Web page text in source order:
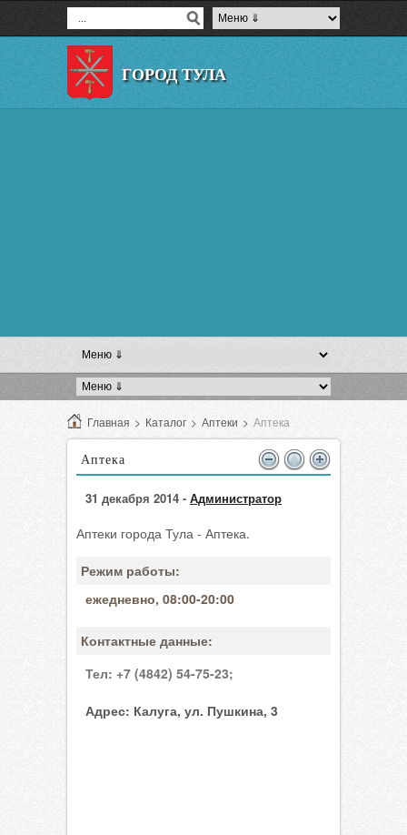
ГОРОД ТУЛА
Главная > Каталог > Аптеки > Аптека
Аптека
31 декабря 2014 - Администратор
Аптеки города Тула - Аптека.
Режим работы:
ежедневно, 08:00-20:00
Контактные данные:
Тел: +7 (4842) 54-75-23;
Адрес: Калуга, ул. Пушкина, 3